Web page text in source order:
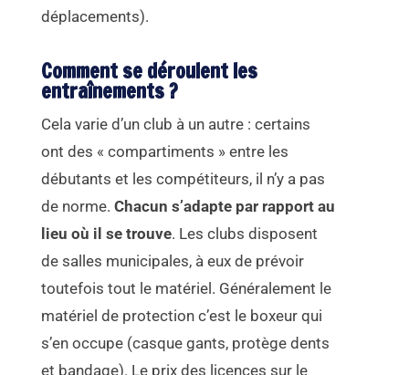
déplacements).
Comment se déroulent les
entraînements ?
Cela varie d’un club à un autre : certains
ont des « compartiments » entre les
débutants et les compétiteurs, il n’y a pas
de norme.Chacun s’adapte par rapport au
lieu où il se trouve. Les clubs disposent
de salles municipales, à eux de prévoir
toutefois tout le matériel. Généralement le
matériel de protection c’est le boxeur qui
s’en occupe (casque gants, protège dents
et bandage). Le prix des licences sur le